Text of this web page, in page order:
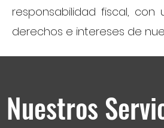
responsabilidad fiscal,
derechos e intereses de
Nuestros